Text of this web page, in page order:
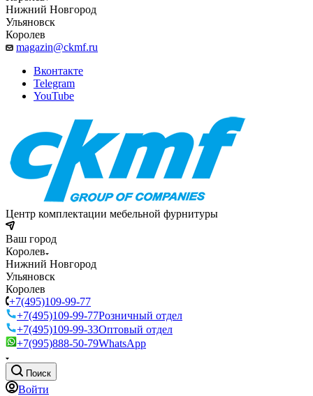
Нижний Новгород
Ульяновск
Королев
magazin@ckmf.ru
Вконтакте
Telegram
YouTube
Центр комплектации мебельной фурнитуры
Ваш город
Королев
Нижний Новгород
Ульяновск
Королев
+7(495)109-99-77
+7(495)109-99-77Розничный отдел
+7(495)109-99-33Оптовый отдел
+7(995)888-50-79WhatsApp
Поиск
Войти